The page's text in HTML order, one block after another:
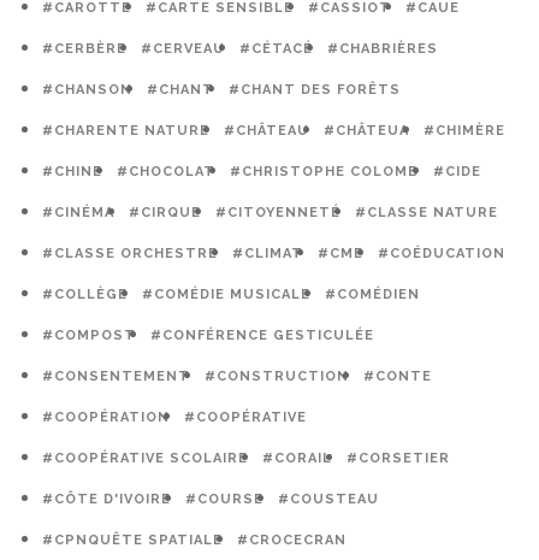
#CAROTTE #CARTE SENSIBLE #CASSIOT #CAUE
#CERBÈRE #CERVEAU #CÉTACÉ #CHABRIÈRES
#CHANSON #CHANT #CHANT DES FORÊTS
#CHARENTE NATURE #CHÂTEAU #CHÂTEUA #CHIMÈRE
#CHINE #CHOCOLAT #CHRISTOPHE COLOMB #CIDE
#CINÉMA #CIRQUE #CITOYENNETÉ #CLASSE NATURE
#CLASSE ORCHESTRE #CLIMAT #CME #COÉDUCATION
#COLLÈGE #COMÉDIE MUSICALE #COMÉDIEN
#COMPOST #CONFÉRENCE GESTICULÉE
#CONSENTEMENT #CONSTRUCTION #CONTE
#COOPÉRATION #COOPÉRATIVE
#COOPÉRATIVE SCOLAIRE #CORAIL #CORSETIER
#CÔTE D'IVOIRE #COURSE #COUSTEAU
#CPNQUÊTE SPATIALE #CROCECRAN